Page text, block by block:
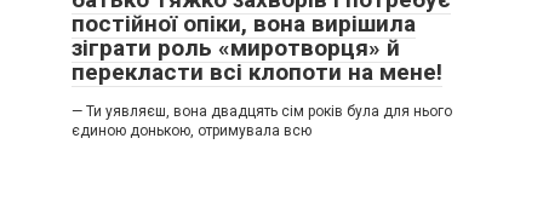
постійної опіки, вона вирішила
зіграти роль «миротворця» й
перекласти всі клопоти на мене!
— Ти уявляєш, вона двадцять сім років була для нього
єдиною донькою, отримувала всю